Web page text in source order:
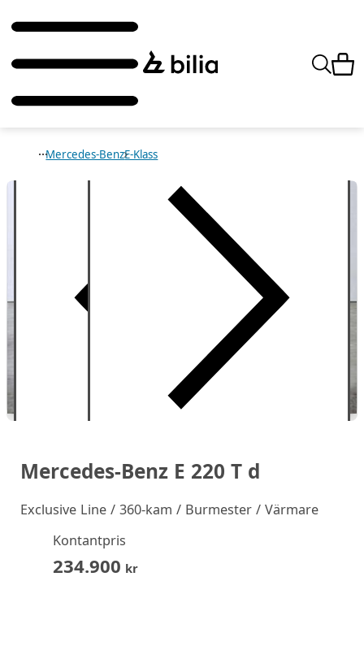
Mercedes-BenzE-Klass
Mercedes-Benz E 220 T d
Exclusive Line / 360-kam / Burmester / Värmare
Kontantpris
234.900 kr